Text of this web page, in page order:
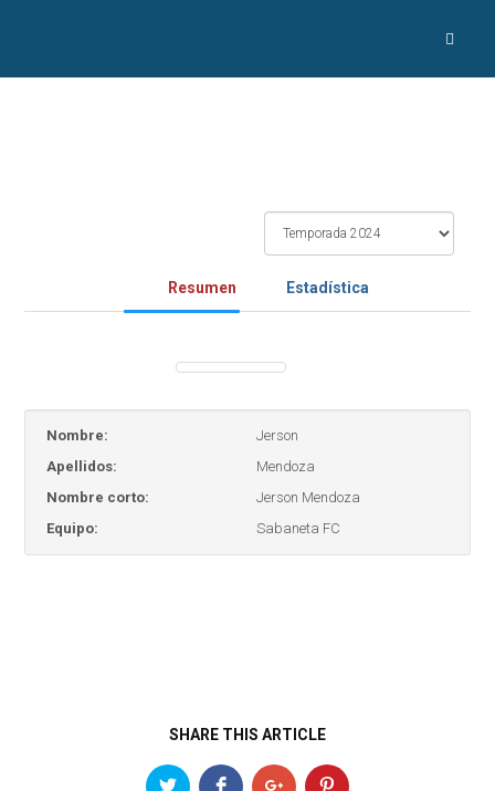
Resumen Estadística
Nombre:
Jerson
Apellidos:
Mendoza
Nombre corto:
Jerson Mendoza
Equipo:
Sabaneta FC
SHARE THIS ARTICLE